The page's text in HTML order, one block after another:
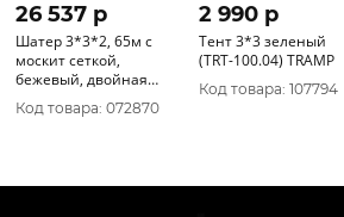
26 537 p
Шатер 3*3*2, 65м с
москит сеткой,
бежевый, двойная
крыша GREEN
DAYS/311172
Код товара: 072870
2 990 p
Тент 3*3 зеленый
(TRT-100.04) TRAMP
Код товара: 107794